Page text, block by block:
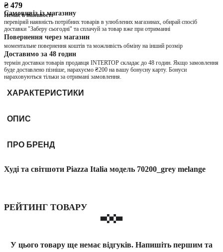
₴ 479
Немає в наявності
Самовивіз із магазину
перевіряй наявність потрібних товарів в улюблених магазинах, обирай спосіб
доставки "Заберу сьогодні" та сплачуй за товар вже при отриманні
Повернення через магазин
моментальне повернення коштів та можливість обміну на інший розмір
Доставимо за 48 годин
термін доставки товарів продавця INTERTOP складає до 48 годин. Якщо замовлення
буде доставлено пізніше, нарахуємо ₴200 на вашу бонусну карту. Бонуси
нараховуються тільки за отримані замовлення.
ХАРАКТЕРИСТИКИ
ОПИС
ПРО БРЕНД
Худі та світшоти Piazza Italia модель 70200_grey melange
РЕЙТИНГ ТОВАРУ
У цього товару ще немає відгуків. Напишіть першим та